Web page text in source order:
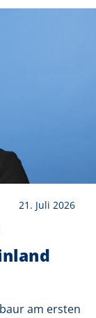
21. Juli 2026
am ersten